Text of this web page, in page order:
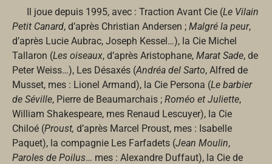
Il joue depuis 1995, avec : Traction Avant Cie (Le Vilain
Petit Canard, d’après Christian Andersen ; Malgré la peur,
d’après Lucie Aubrac, Joseph Kessel…), la Cie Michel
Tallaron (Les oiseaux, d’après Aristophane, Marat Sade, de
Peter Weiss…), Les Désaxés (Andréa del Sarto, Alfred de
Musset, mes : Lionel Armand), la Cie Persona (Le barbier
de Séville, Pierre de Beaumarchais ; Roméo et Juliette,
William Shakespeare, mes Renaud Lescuyer), la Cie
Chiloé (Proust, d’après Marcel Proust, mes : Isabelle
Paquet), la compagnie Les Farfadets (Jean Moulin,
Paroles de Poilus… mes : Alexandre Duffaut), la Cie de